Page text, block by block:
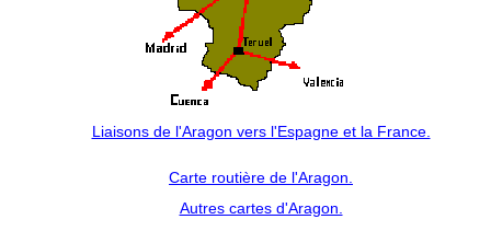
Liaisons de l'Aragon vers l'Espagne et la France.
Carte routière de l'Aragon.
Autres cartes d'Aragon.